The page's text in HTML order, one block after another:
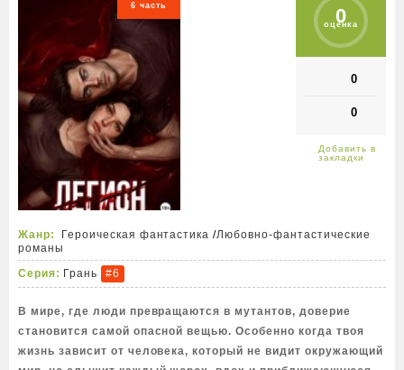
6 часть 0
оценка
0
0
Жанр: Героическая фантастика /Любовно-фантастические
романы
Серия: Грань #6
В мире, где люди превращаются в мутантов, доверие
становится самой опасной вещью. Особенно когда твоя
жизнь зависит от человека, который не видит окружающий